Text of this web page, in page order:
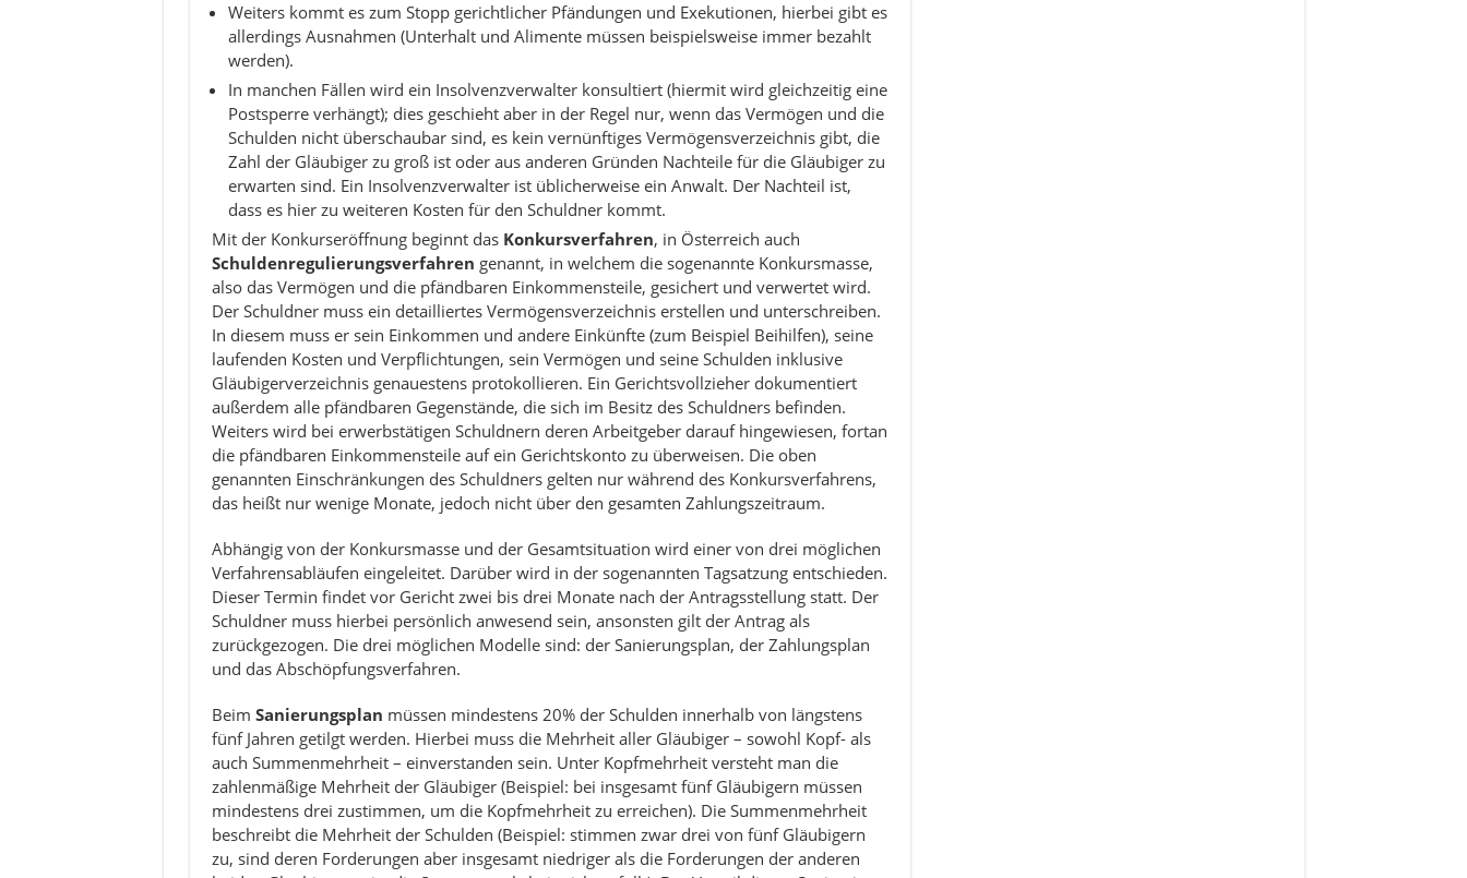
Weiters kommt es zum Stopp gerichtlicher Pfändungen und Exekutionen, hierbei gibt es
allerdings Ausnahmen (Unterhalt und Alimente müssen beispielsweise immer bezahlt
werden).
In manchen Fällen wird ein Insolvenzverwalter konsultiert (hiermit wird gleichzeitig eine
Postsperre verhängt); dies geschieht aber in der Regel nur, wenn das Vermögen und die
Schulden nicht überschaubar sind, es kein vernünftiges Vermögensverzeichnis gibt, die
Zahl der Gläubiger zu groß ist oder aus anderen Gründen Nachteile für die Gläubiger zu
erwarten sind. Ein Insolvenzverwalter ist üblicherweise ein Anwalt. Der Nachteil ist,
dass es hier zu weiteren Kosten für den Schuldner kommt.
Mit der Konkurseröffnung beginnt das Konkursverfahren, in Österreich auch
Schuldenregulierungsverfahren genannt, in welchem die sogenannte Konkursmasse,
also das Vermögen und die pfändbaren Einkommensteile, gesichert und verwertet wird.
Der Schuldner muss ein detailliertes Vermögensverzeichnis erstellen und unterschreiben.
In diesem muss er sein Einkommen und andere Einkünfte (zum Beispiel Beihilfen), seine
laufenden Kosten und Verpflichtungen, sein Vermögen und seine Schulden inklusive
Gläubigerverzeichnis genauestens protokollieren. Ein Gerichtsvollzieher dokumentiert
außerdem alle pfändbaren Gegenstände, die sich im Besitz des Schuldners befinden.
Weiters wird bei erwerbstätigen Schuldnern deren Arbeitgeber darauf hingewiesen, fortan
die pfändbaren Einkommensteile auf ein Gerichtskonto zu überweisen. Die oben
genannten Einschränkungen des Schuldners gelten nur während des Konkursverfahrens,
das heißt nur wenige Monate, jedoch nicht über den gesamten Zahlungszeitraum.
Abhängig von der Konkursmasse und der Gesamtsituation wird einer von drei möglichen
Verfahrensabläufen eingeleitet. Darüber wird in der sogenannten Tagsatzung entschieden.
Dieser Termin findet vor Gericht zwei bis drei Monate nach der Antragsstellung statt. Der
Schuldner muss hierbei persönlich anwesend sein, ansonsten gilt der Antrag als
zurückgezogen. Die drei möglichen Modelle sind: der Sanierungsplan, der Zahlungsplan
und das Abschöpfungsverfahren.
Beim Sanierungsplan müssen mindestens 20% der Schulden innerhalb von längstens
fünf Jahren getilgt werden. Hierbei muss die Mehrheit aller Gläubiger – sowohl Kopf- als
auch Summenmehrheit – einverstanden sein. Unter Kopfmehrheit versteht man die
zahlenmäßige Mehrheit der Gläubiger (Beispiel: bei insgesamt fünf Gläubigern müssen
mindestens drei zustimmen, um die Kopfmehrheit zu erreichen). Die Summenmehrheit
beschreibt die Mehrheit der Schulden (Beispiel: stimmen zwar drei von fünf Gläubigern
zu, sind deren Forderungen aber insgesamt niedriger als die Forderungen der anderen